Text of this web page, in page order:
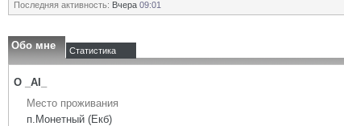
Последняя активность: Вчера 09:01
Обо мне Статистика
О _AI_
Место проживания
п.Монетный (Екб)